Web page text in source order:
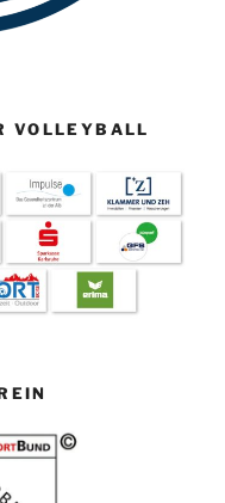
VOLLEYBALL